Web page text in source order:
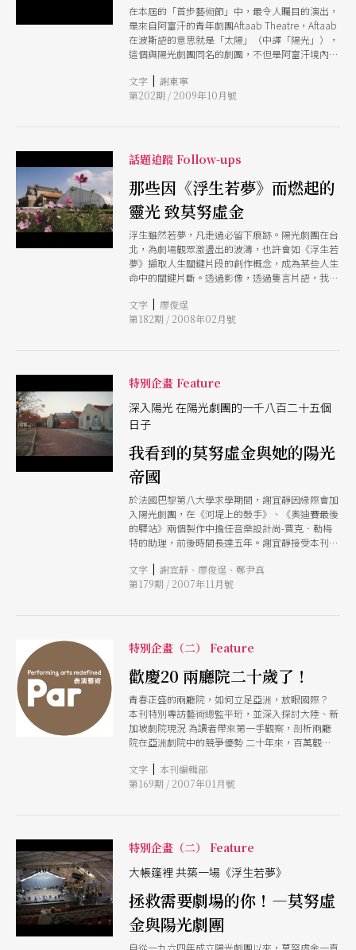
在本屆的「首步藝術節」中，最令人矚目的演出，
是來自阿富汗的青年劇團Aftaab Theatre，Aftaab
在波斯語的意思就是「太陽」（中譯「陽光」），
這個與陽光劇團同名的劇團，不但是阿富汗境內唯
動。他們的作品《魔鬼的日子》，用年輕人的觀
點，說出了來自本身及親友的悲慘故事。
文字 | 謝東寧
第202期 / 2009年10月號
話題追蹤 Follow-ups
那些因《浮生若夢》而燃起的
靈光 致莫努虛金
浮生雖然若夢，凡走過必留下痕跡。陽光劇團在台
北，為劇場觀眾激盪出的波濤，也許會如《浮生若
夢》擷取人生關鍵片段的創作概念，成為某些人生
命中的關鍵片斷。透過影像，透過隻言片語，我們
意。
文字 | 廖俊逞
第182期 / 2008年02月號
特別企畫 Feature
深入陽光 在陽光劇團的一千八百二十五個
日子
我看到的莫努虛金與她的陽光
帝國
於法國巴黎第八大學求學期間，謝宜靜因緣際會加
入陽光劇團，在《河堤上的鼓手》、《奧迪賽最後
的驛站》兩個製作中擔任音樂設計尚-賈克．勒梅
特的助理，前後時間長達五年。謝宜靜接受本刊採
其「同工同酬」的誤解，以及該團因獲取龐大資源
而受到的爭議。採訪時，謝宜靜透露，因莫努虛金
文字 | 謝宜靜、廖俊逞、鄭尹真
第179期 / 2007年11月號
特別企畫（二） Feature
歡慶20 兩廳院二十歲了！
青春正盛的兩廳院，如何立足亞洲，放眼國際？
本刊特別專訪藝術總監平珩，並深入探討大陸、新
加坡劇院現況 為讀者帶來第一手觀察，剖析兩廳
院在亞洲劇院中的競爭優勢 二十年來，百萬觀眾
後，各自精采 且讓藝術家朱宗慶、賴聲川、漢寶
德、雷驤告訴你，他們與兩廳院的共同回憶 歡慶
戲，要你好看！ 乘載著文化藝術的夢想，領著表
演環境向前翱翔 如果兩廳院的過去，你還來不及
參與，現在，你可以更靠近它一點！
文字 | 本刊編輯部
第169期 / 2007年01月號
特別企畫（二） Feature
大帳篷裡 共築一場《浮生若夢》
拯救需要劇場的你！—莫努虛
金與陽光劇團
自從一九六四年成立陽光劇團以來，莫努虛金一直